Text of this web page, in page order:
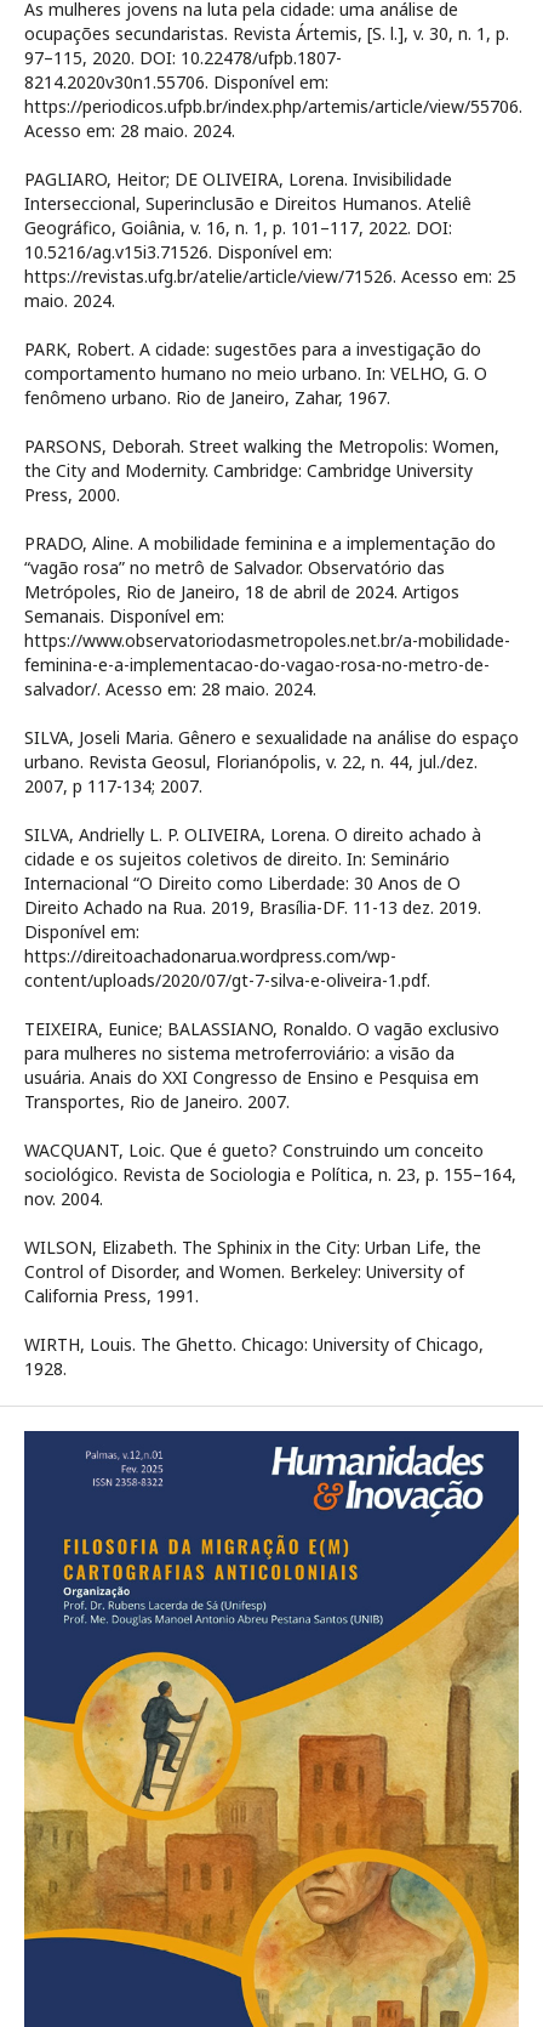
As mulheres jovens na luta pela cidade: uma análise de
ocupações secundaristas. Revista Ártemis, [S. l.], v. 30, n. 1, p.
97–115, 2020. DOI: 10.22478/ufpb.1807-
8214.2020v30n1.55706. Disponível em:
https://periodicos.ufpb.br/index.php/artemis/article/view/55706.
Acesso em: 28 maio. 2024.
PAGLIARO, Heitor; DE OLIVEIRA, Lorena. Invisibilidade
Interseccional, Superinclusão e Direitos Humanos. Ateliê
Geográfico, Goiânia, v. 16, n. 1, p. 101–117, 2022. DOI:
10.5216/ag.v15i3.71526. Disponível em:
https://revistas.ufg.br/atelie/article/view/71526. Acesso em: 25
maio. 2024.
PARK, Robert. A cidade: sugestões para a investigação do
comportamento humano no meio urbano. In: VELHO, G. O
fenômeno urbano. Rio de Janeiro, Zahar, 1967.
PARSONS, Deborah. Street walking the Metropolis: Women,
the City and Modernity. Cambridge: Cambridge University
Press, 2000.
PRADO, Aline. A mobilidade feminina e a implementação do
“vagão rosa” no metrô de Salvador. Observatório das
Metrópoles, Rio de Janeiro, 18 de abril de 2024. Artigos
Semanais. Disponível em:
https://www.observatoriodasmetropoles.net.br/a-mobilidade-
feminina-e-a-implementacao-do-vagao-rosa-no-metro-de-
salvador/. Acesso em: 28 maio. 2024.
SILVA, Joseli Maria. Gênero e sexualidade na análise do espaço
urbano. Revista Geosul, Florianópolis, v. 22, n. 44, jul./dez.
2007, p 117-134; 2007.
SILVA, Andrielly L. P. OLIVEIRA, Lorena. O direito achado à
cidade e os sujeitos coletivos de direito. In: Seminário
Internacional “O Direito como Liberdade: 30 Anos de O
Direito Achado na Rua. 2019, Brasília-DF. 11-13 dez. 2019.
Disponível em:
https://direitoachadonarua.wordpress.com/wp-
content/uploads/2020/07/gt-7-silva-e-oliveira-1.pdf.
TEIXEIRA, Eunice; BALASSIANO, Ronaldo. O vagão exclusivo
para mulheres no sistema metroferroviário: a visão da
usuária. Anais do XXI Congresso de Ensino e Pesquisa em
Transportes, Rio de Janeiro. 2007.
WACQUANT, Loic. Que é gueto? Construindo um conceito
sociológico. Revista de Sociologia e Política, n. 23, p. 155–164,
nov. 2004.
WILSON, Elizabeth. The Sphinix in the City: Urban Life, the
Control of Disorder, and Women. Berkeley: University of
California Press, 1991.
WIRTH, Louis. The Ghetto. Chicago: University of Chicago,
1928.